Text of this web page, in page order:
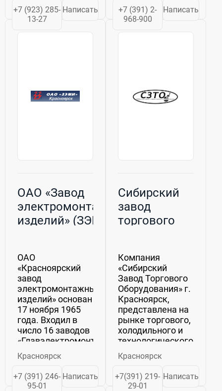
цистерн под
ремонт;
колесных пар;
+7 (923) 285-
13-27
Написать
Дальневосточном
федеральных
предлагаем
которые...
+7 (391) 2-
968-900
Написать
ОАО «Завод
электромонтажных
изделий» (ЗЭМИ)
ОАО
«Красноярский
завод
электромонтажных
изделий» основан
17 ноября 1965
года. Входил в
число 16 заводов
«Главэлектромонтажа»
Минмонтажспецстроя
СССР. Уже 40 лет
специализируется
на выпуске
Красноярск
+7 (391) 246-
95-01
Написать
Сибирский
завод
торгового
Компания
«Сибирский
Завод Торгового
Оборудования» г.
Красноярск,
представлена на
рынке торгового,
холодильного и
технологического
оборудования с
2001 года. Мы
занимаемся
комплексными
Красноярск
+7(391) 219-
29-01
Написать